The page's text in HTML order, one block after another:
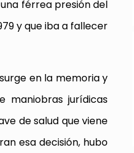
férrea presión del
y que iba a fallecer
en la memoria y
maniobras jurídicas
de salud que viene
esa decisión, hubo